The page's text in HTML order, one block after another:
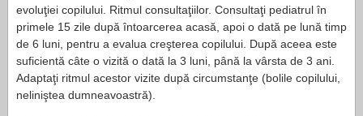
evoluţiei copilului. Ritmul consultaţiilor. Con­sultaţi pediatrul în
primele 15 zile după întoarcerea acasă, apoi o dată pe lună timp
de 6 luni, pentru a eva­lua creşterea copilului. După aceea este
suficientă câte o vizită o dată la 3 luni, până la vârsta de 3 ani.
Adaptaţi rit­mul acestor vizite după cir­cumstanţe (bolile copilului,
neliniştea dumneavoastră).